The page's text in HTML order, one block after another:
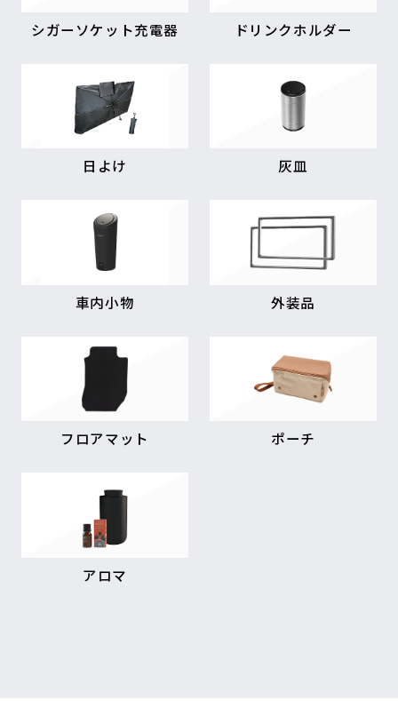
シガーソケット充電器 ドリンクホルダー
日よけ 灰皿
車内小物 外装品
フロアマット ポーチ
アロマ